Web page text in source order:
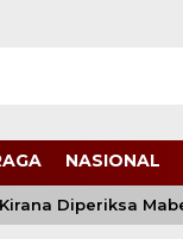
NASIONAL
Diperiksa